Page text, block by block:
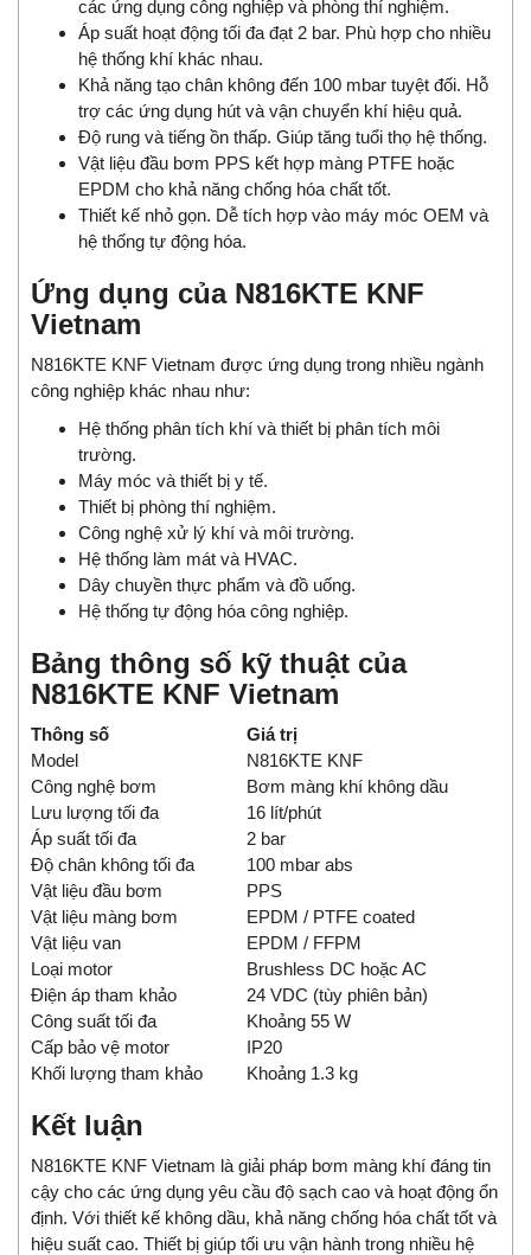
các ứng dụng công nghiệp và phòng thí nghiệm.
Áp suất hoạt động tối đa đạt 2 bar. Phù hợp cho nhiều
hệ thống khí khác nhau.
Khả năng tạo chân không đến 100 mbar tuyệt đối. Hỗ
trợ các ứng dụng hút và vận chuyển khí hiệu quả.
Độ rung và tiếng ồn thấp. Giúp tăng tuổi thọ hệ thống.
Vật liệu đầu bơm PPS kết hợp màng PTFE hoặc
EPDM cho khả năng chống hóa chất tốt.
Thiết kế nhỏ gọn. Dễ tích hợp vào máy móc OEM và
hệ thống tự động hóa.
Ứng dụng của N816KTE KNF
Vietnam
N816KTE KNF Vietnam được ứng dụng trong nhiều ngành
công nghiệp khác nhau như:
Hệ thống phân tích khí và thiết bị phân tích môi
trường.
Máy móc và thiết bị y tế.
Thiết bị phòng thí nghiệm.
Công nghệ xử lý khí và môi trường.
Hệ thống làm mát và HVAC.
Dây chuyền thực phẩm và đồ uống.
Hệ thống tự động hóa công nghiệp.
Bảng thông số kỹ thuật của
N816KTE KNF Vietnam
Thông số
Giá trị
Model
N816KTE KNF
Công nghệ bơm
Bơm màng khí không dầu
Lưu lượng tối đa
16 lít/phút
Áp suất tối đa
2 bar
Độ chân không tối đa
100 mbar abs
Vật liệu đầu bơm
PPS
Vật liệu màng bơm
EPDM / PTFE coated
Vật liệu van
EPDM / FFPM
Loại motor
Brushless DC hoặc AC
Điện áp tham khảo
24 VDC (tùy phiên bản)
Công suất tối đa
Khoảng 55 W
Cấp bảo vệ motor
IP20
Khối lượng tham khảo
Khoảng 1.3 kg
Kết luận
N816KTE KNF Vietnam là giải pháp bơm màng khí đáng tin
cậy cho các ứng dụng yêu cầu độ sạch cao và hoạt động ổn
định. Với thiết kế không dầu, khả năng chống hóa chất tốt và
hiệu suất cao. Thiết bị giúp tối ưu vận hành trong nhiều hệ